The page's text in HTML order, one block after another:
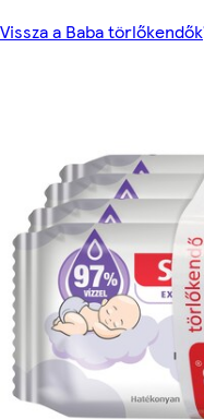
Vissza a Baba törlőkendők